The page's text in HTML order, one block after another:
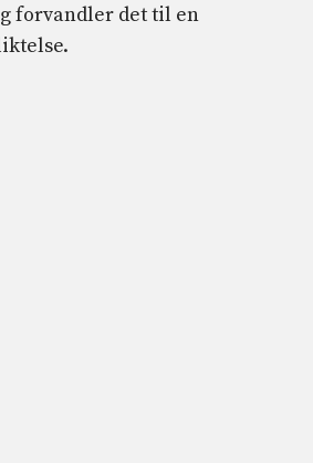
forvandler det til en